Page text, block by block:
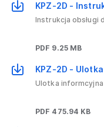
KPZ-2D -
Instrukcja obsługi
PDF 9.25 MB
KPZ-2D -
Ulotka informcyjna
PDF 475.94 KB